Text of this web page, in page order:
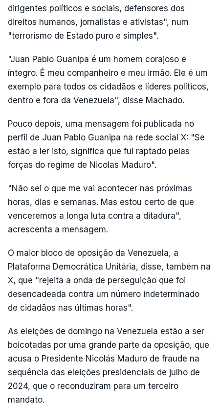
dirigentes políticos e sociais, defensores dos
direitos humanos, jornalistas e ativistas", num
"terrorismo de Estado puro e simples".
"Juan Pablo Guanipa é um homem corajoso e
íntegro. É meu companheiro e meu irmão. Ele é um
exemplo para todos os cidadãos e líderes políticos,
dentro e fora da Venezuela", disse Machado.
Pouco depois, uma mensagem foi publicada no
perfil de Juan Pablo Guanipa na rede social X: "Se
estão a ler isto, significa que fui raptado pelas
forças do regime de Nicolas Maduro".
"Não sei o que me vai acontecer nas próximas
horas, dias e semanas. Mas estou certo de que
venceremos a longa luta contra a ditadura",
acrescenta a mensagem.
O maior bloco de oposição da Venezuela, a
Plataforma Democrática Unitária, disse, também na
X, que "rejeita a onda de perseguição que foi
desencadeada contra um número indeterminado
de cidadãos nas últimas horas".
As eleições de domingo na Venezuela estão a ser
boicotadas por uma grande parte da oposição, que
acusa o Presidente Nicolás Maduro de fraude na
sequência das eleições presidenciais de julho de
2024, que o reconduziram para um terceiro
mandato.